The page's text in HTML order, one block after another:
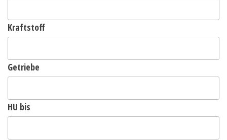
Kraftstoff
Getriebe
HU bis